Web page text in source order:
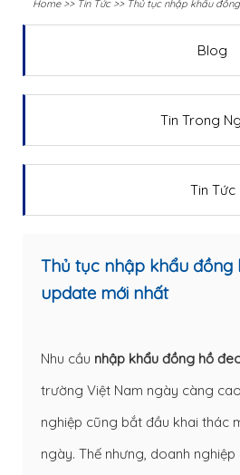
Home>> Tin Tức>> Thủ tục nhập khẩu
Blog
Tin Trong
Tin Tức
Thủ tục nhập khẩu đồng
update mới nhất
Nhu cầu nhập khẩu đồng hồ
trường Việt Nam ngày càng
nghiệp cũng bắt đầu khai thác
ngày. Thế nhưng, doanh